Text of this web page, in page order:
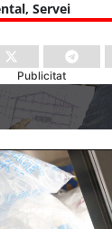
, Servei
Publicitat